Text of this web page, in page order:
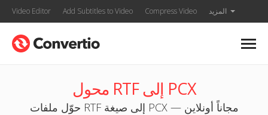
Video Editor Add Subtitles to Video Compress Video المزيد
محول RTF إلى PCX
حوّل ملفات RTF إلى صيغة PCX — مجاناً أونلاين